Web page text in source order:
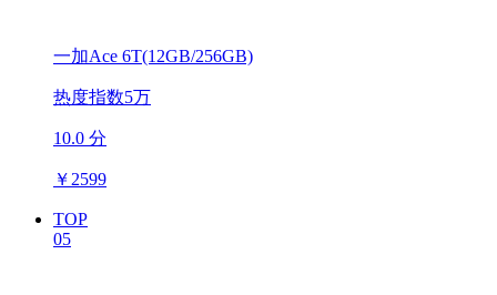
一加Ace 6T(12GB/256GB)
热度指数5万
10.0 分
￥ 2599
TOP
05